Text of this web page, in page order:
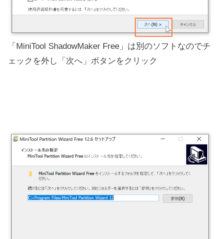
「MiniTool ShadowMaker Free」は別のソフトなのでチ
ェックを外し「次へ」ボタンをクリック